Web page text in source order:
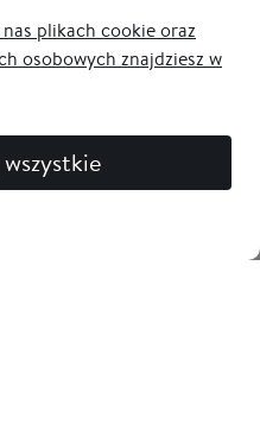
plikach cookie oraz
osobowych znajdziesz w